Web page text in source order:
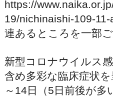
https://
19/nichinaishi-109-
連あるところを一部ご
新型コロナウイルス
含め多彩な臨床症状
～14日（5日前後が多